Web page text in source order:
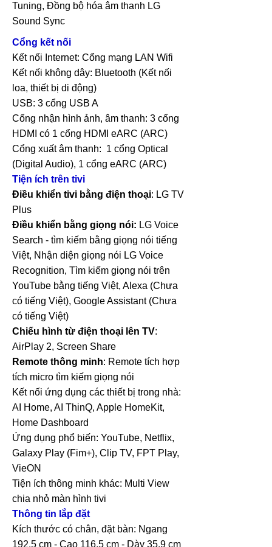
Tuning, Đồng bộ hóa âm thanh LG
Sound Sync
Cổng kết nối
Kết nối Internet: Cổng mạng LAN Wifi
Kết nối không dây: Bluetooth (Kết nối
loa, thiết bị di động)
USB: 3 cổng USB A
Cổng nhận hình ảnh, âm thanh: 3 cổng
HDMI có 1 cổng HDMI eARC (ARC)
Cổng xuất âm thanh: 1 cổng Optical
(Digital Audio), 1 cổng eARC (ARC)
Tiện ích trên tivi
Điều khiển tivi bằng điện thoại: LG TV
Plus
Điều khiển bằng giọng nói: LG Voice
Search - tìm kiếm bằng giọng nói tiếng
Việt, Nhận diện giọng nói LG Voice
Recognition, Tìm kiếm giọng nói trên
YouTube bằng tiếng Việt, Alexa (Chưa
có tiếng Việt), Google Assistant (Chưa
có tiếng Việt)
Chiếu hình từ điện thoại lên TV:
AirPlay 2, Screen Share
Remote thông minh: Remote tích hợp
tích micro tìm kiếm giọng nói
Kết nối ứng dụng các thiết bị trong nhà:
AI Home, AI ThinQ, Apple HomeKit,
Home Dashboard
Ứng dụng phổ biến: YouTube, Netflix,
Galaxy Play (Fim+), Clip TV, FPT Play,
VieON
Tiện ích thông minh khác: Multi View
chia nhỏ màn hình tivi
Thông tin lắp đặt
Kích thước có chân, đặt bàn: Ngang
192.5 cm - Cao 116.5 cm - Dày 35.9 cm